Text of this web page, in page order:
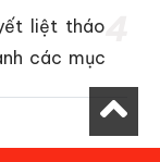
liệt tháo
các mục